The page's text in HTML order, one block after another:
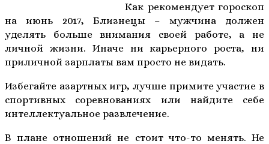
Как рекомендует гороскоп
на июнь 2017, Близнецы – мужчина должен
уделять больше внимания своей работе, а не
личной жизни. Иначе ни карьерного роста, ни
приличной зарплаты вам просто не видать.
Избегайте азартных игр, лучше примите участие в
спортивных соревнованиях или найдите себе
интеллектуальное развлечение.
В плане отношений не стоит что-то менять. Не